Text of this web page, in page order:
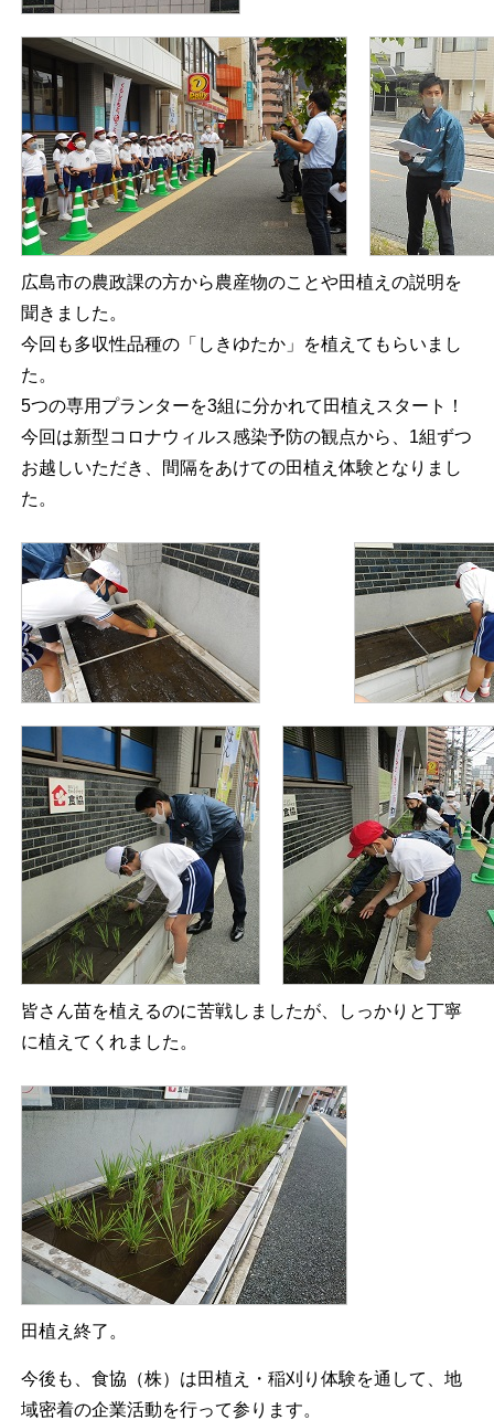
広島市の農政課の方から農産物のことや田植えの説明を
聞きました。
今回も多収性品種の「しきゆたか」を植えてもらいまし
た。
5つの専用プランターを3組に分かれて田植えスタート！
今回は新型コロナウィルス感染予防の観点から、1組ずつ
お越しいただき、間隔をあけての田植え体験となりまし
た。
皆さん苗を植えるのに苦戦しましたが、しっかりと丁寧
に植えてくれました。
田植え終了。
今後も、食協（株）は田植え・稲刈り体験を通して、地
域密着の企業活動を行って参ります。